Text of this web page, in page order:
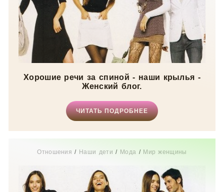
Хорошие речи за спиной - наши крылья -
Женский блог.
ЧИТАТЬ ПОДРОБНЕЕ
Отношения / Наши дети / Мода / Мир женщины